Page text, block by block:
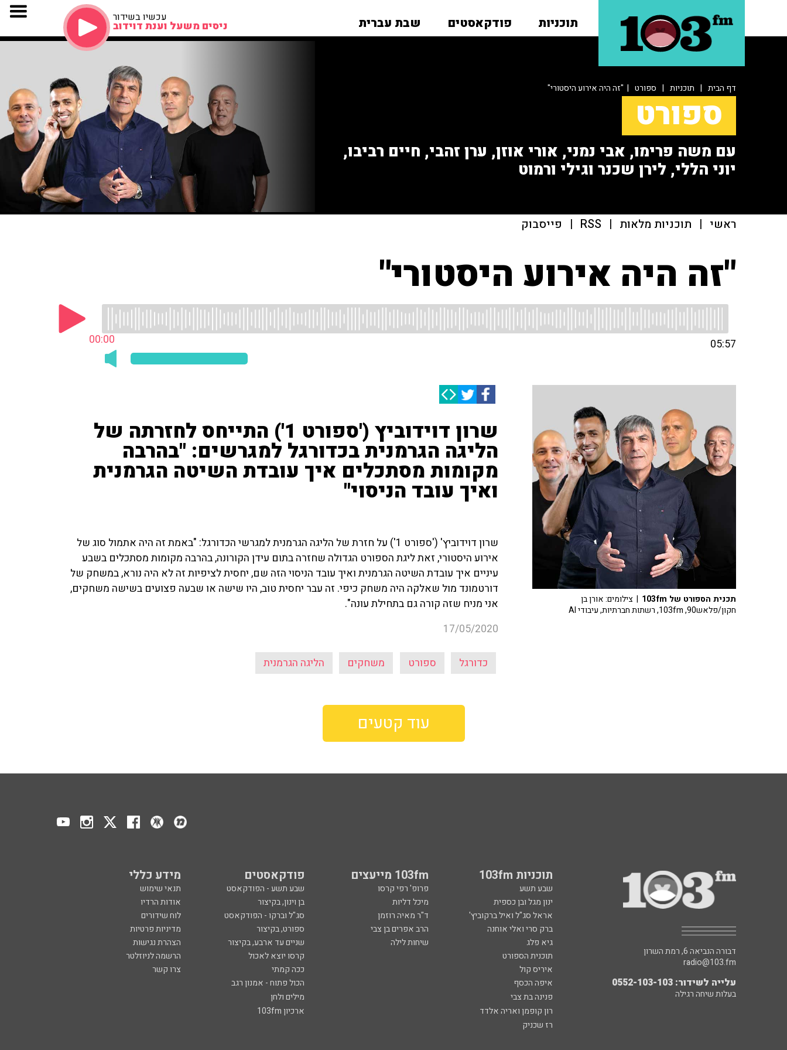
תוכניות פודקאסטים שבת עברית עכשיו בשידור
ניסים משעל וענת דוידוב
דף הבית | תוכניות | ספורט | "זה היה אירוע היסטורי"
ספורט
עם משה פרימו, אבי נמני, אורי אוזן, ערן זהבי, חיים רביבו,
יוני הללי, לירן שכנר וגילי ורמוט
ראשי | תוכניות מלאות |
RSS
| פייסבוק
"זה היה אירוע היסטורי"
00:00 05:57
שרון דוידוביץ ('ספורט 1') התייחס לחזרתה של
הליגה הגרמנית בכדורגל למגרשים: "בהרבה
מקומות מסתכלים איך עובדת השיטה הגרמנית
ואיך עובד הניסוי"
שרון דוידוביץ' ('ספורט 1') על חזרת של הליגה הגרמנית למגרשי הכדורגל: "באמת זה היה אתמול סוג של
אירוע היסטורי, זאת ליגת הספורט הגדולה שחזרה בתום עידן הקורונה, בהרבה מקומות מסתכלים בשבע
עיניים איך עובדת השיטה הגרמנית ואיך עובד הניסוי הזה שם, יחסית לציפיות זה לא היה נורא, במשחק של
דורטמונד מול שאלקה היה משחק כיפי. זה עבר יחסית טוב, היו שישה או שבעה פצועים בשישה משחקים,
אני מניח שזה קורה גם בתחילת עונה".
17/05/2020
כדורגל ספורט משחקים הליגה הגרמנית
תכנית הספורט של 103fm
| צילומים: אורן בן
חקון/פלאש90, 103fm, רשתות חברתיות, עיבודי AI
עוד קטעים
תוכניות 103fm 103fm מייעצים פודקאסטים מידע כללי
שבע תשע פרופ' רפי קרסו שבע תשע - הפודקאסט
תנאי שימוש
ינון מגל ובן כספית
מיכל דליות בן וינון, בקיצור
אודות הרדיו
אראל סג"ל ואיל ברקוביץ'
ד"ר מאיה רוזמן סג"ל וברקו - הפודקאסט
לוח שידורים
ברק סרי ואלי אוחנה
הרב אפרים בן צבי ספורט, בקיצור
מדיניות פרטיות
גיא פלג
שיחות לילה שניים עד ארבע, בקיצור
הצהרת נגישות
תוכנית הספורט
קרסו יוצא לאכול
הרשמה לניוזלטר
איריס קול
ככה קמתי
צרו קשר
איפה הכסף
הכול פתוח - אמנון רגב
פנינה בת צבי
מילים ולחן
רון קופמן ואריה אלדד
ארכיון 103fm
רז שכניק
דבורה הנביאה 6, רמת השרון
radio@103.fm
עלייה לשידור: 0552-103-103
בעלות שיחה רגילה